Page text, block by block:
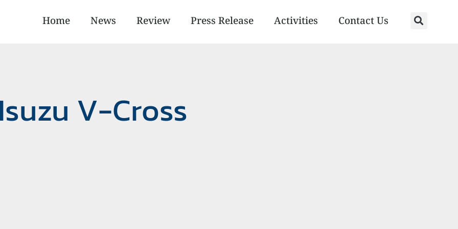
Home News Review Press Release Activities Contact Us
V-Cross